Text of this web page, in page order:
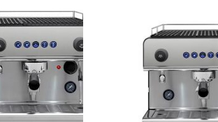
Produkt
weist
mehrere
Varianten